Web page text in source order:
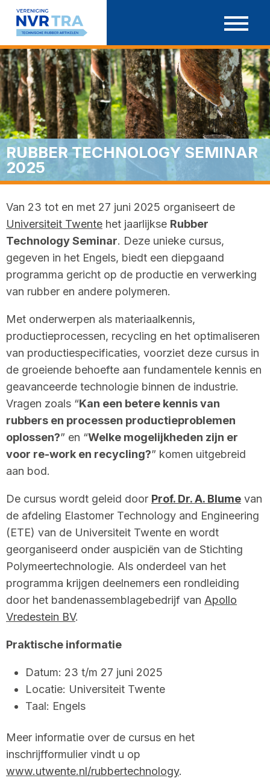
door
naar
inhoud
RUBBER TECHNOLOGY SEMINAR
2025
Van 23 tot en met 27 juni 2025 organiseert de
Universiteit Twente het jaarlijkse Rubber
Technology Seminar. Deze unieke cursus,
gegeven in het Engels, biedt een diepgaand
programma gericht op de productie en verwerking
van rubber en andere polymeren.
Met onderwerpen als materiaalkennis,
productieprocessen, recycling en het optimaliseren
van productiespecificaties, voorziet deze cursus in
de groeiende behoefte aan fundamentele kennis en
geavanceerde technologie binnen de industrie.
Vragen zoals “Kan een betere kennis van
rubbers en processen productieproblemen
oplossen?” en “Welke mogelijkheden zijn er
voor re-work en recycling?” komen uitgebreid
aan bod.
De cursus wordt geleid door Prof. Dr. A. Blume van
de afdeling Elastomer Technology and Engineering
(ETE) van de Universiteit Twente en wordt
georganiseerd onder auspiciën van de Stichting
Polymeertechnologie. Als onderdeel van het
programma krijgen deelnemers een rondleiding
door het bandenassemblagebedrijf van Apollo
Vredestein BV.
Praktische informatie
Datum: 23 t/m 27 juni 2025
Locatie: Universiteit Twente
Taal: Engels
Meer informatie over de cursus en het
inschrijfformulier vindt u op
www.utwente.nl/rubbertechnology.